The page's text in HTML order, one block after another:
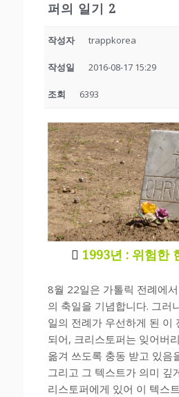
퍼의 일기 2
작성자 trappkorea
작성일 2016-08-17 15:29
조회 6393
 1993년 : 위험한
8월 22일은 가톨릭 전례에
의 축일을 기념합니다. 그러
일의 전례가 우선하게 된 이
되어, 크리스토퍼는 잊어버
옮겨 쓰도록 충동 받고 있음
그리고 그 텍스트가 의미 깊
리스토퍼에게 있어 이 텍스